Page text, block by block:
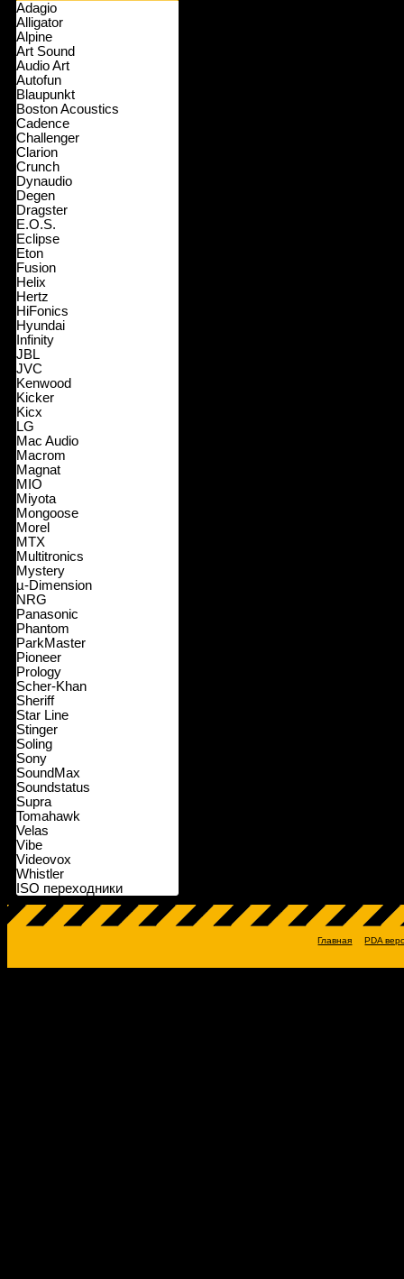
Adagio
Alligator
Alpine
Art Sound
Audio Art
Autofun
Blaupunkt
Boston Acoustics
Cadence
Challenger
Clarion
Crunch
Dynaudio
Degen
Dragster
E.O.S.
Eclipse
Eton
Fusion
Helix
Hertz
HiFonics
Hyundai
Infinity
JBL
JVC
Kenwood
Kicker
Kicx
LG
Mac Audio
Macrom
Magnat
MIO
Miyota
Mongoose
Morel
MTX
Multitronics
Mystery
µ-Dimension
NRG
Panasonic
Phantom
ParkMaster
Pioneer
Prology
Scher-Khan
Sheriff
Star Line
Stinger
Soling
Sony
SoundMax
Soundstatus
Supra
Tomahawk
Velas
Vibe
Videovox
Whistler
ISO переходники
Главная PDA